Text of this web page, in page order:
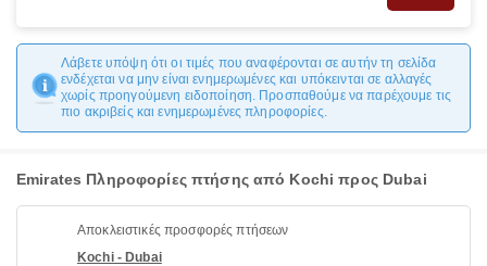
Λάβετε υπόψη ότι οι τιμές που αναφέρονται σε αυτήν τη σελίδα
ενδέχεται να μην είναι ενημερωμένες και υπόκεινται σε αλλαγές
χωρίς προηγούμενη ειδοποίηση. Προσπαθούμε να παρέχουμε τις
πιο ακριβείς και ενημερωμένες πληροφορίες.
Emirates Πληροφορίες πτήσης από Kochi προς Dubai
Αποκλειστικές προσφορές πτήσεων
Kochi - Dubai